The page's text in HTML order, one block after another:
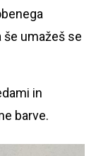
še umažeš se
in
barve.